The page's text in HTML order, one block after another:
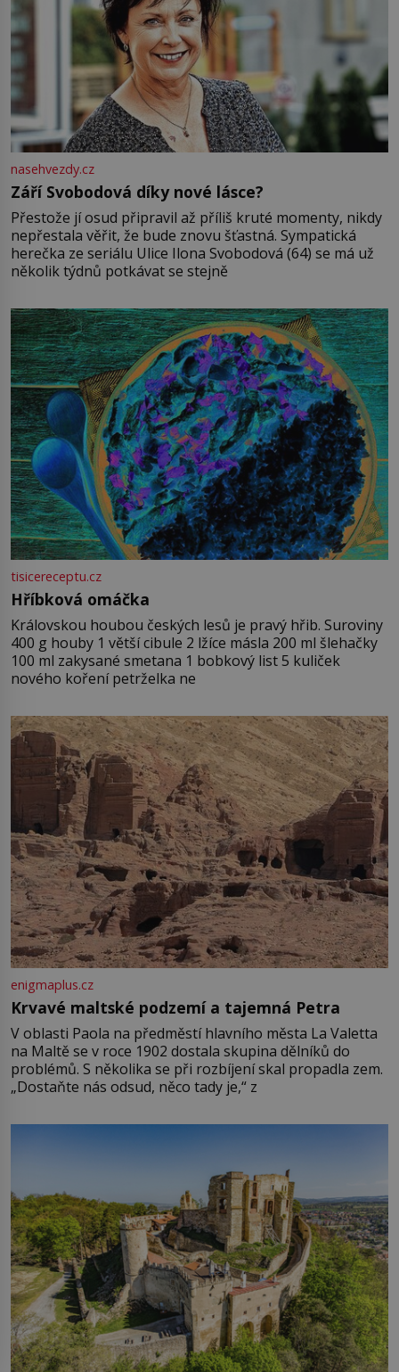
nasehvezdy.cz
Září Svobodová díky nové lásce?
Přestože jí osud připravil až příliš kruté momenty, nikdy
nepřestala věřit, že bude znovu šťastná. Sympatická
herečka ze seriálu Ulice Ilona Svobodová (64) se má už
několik týdnů potkávat se stejně
tisicereceptu.cz
Hříbková omáčka
Královskou houbou českých lesů je pravý hřib. Suroviny
400 g houby 1 větší cibule 2 lžíce másla 200 ml šlehačky
100 ml zakysané smetana 1 bobkový list 5 kuliček
nového koření petrželka ne
enigmaplus.cz
Krvavé maltské podzemí a tajemná Petra
V oblasti Paola na předměstí hlavního města La Valetta
na Maltě se v roce 1902 dostala skupina dělníků do
problémů. S několika se při rozbíjení skal propadla zem.
„Dostaňte nás odsud, něco tady je,“ z